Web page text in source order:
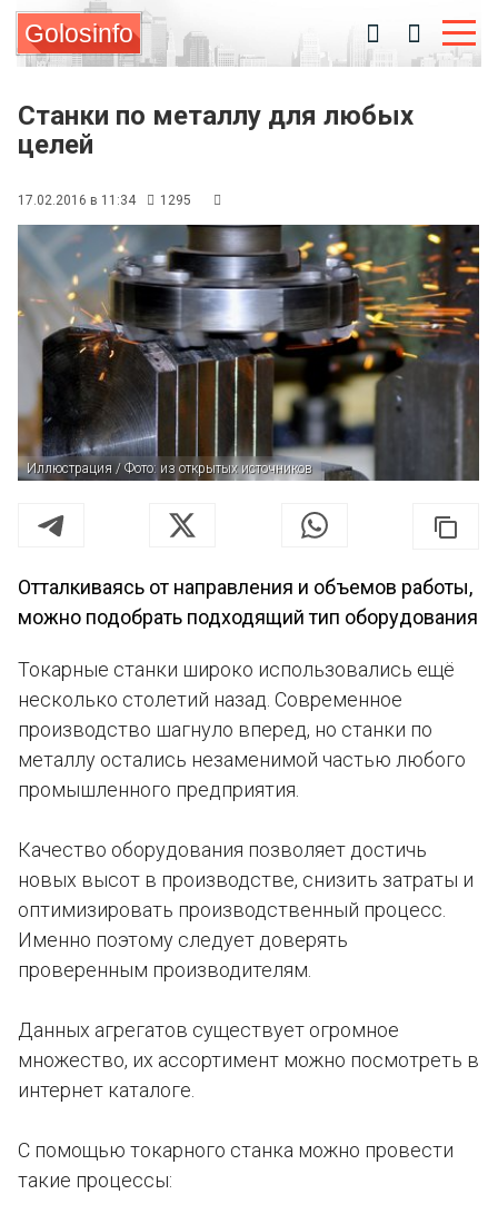
Golosinfo
Станки по металлу для любых
целей
17.02.2016 в 11:34 1295
Иллюстрация / Фото: из открытых источников
Отталкиваясь от направления и объемов работы,
можно подобрать подходящий тип оборудования
Токарные станки широко использовались ещё
несколько столетий назад. Современное
производство шагнуло вперед, но станки по
металлу остались незаменимой частью любого
промышленного предприятия.
Качество оборудования позволяет достичь
новых высот в производстве, снизить затраты и
оптимизировать производственный процесс.
Именно поэтому следует доверять
проверенным производителям.
Данных агрегатов существует огромное
множество, их ассортимент можно посмотреть в
интернет каталоге.
С помощью токарного станка можно провести
такие процессы: